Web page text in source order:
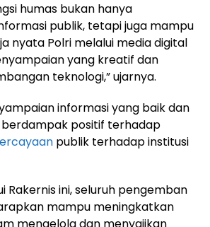
humas bukan hanya
publik, tetapi juga mampu
nyata Polri melalui media digital
yang kreatif dan
teknologi,” ujarnya.
informasi yang baik dan
positif terhadap
publik terhadap institusi
Rakernis ini, seluruh pengemban
mampu meningkatkan
mengelola dan menyajikan